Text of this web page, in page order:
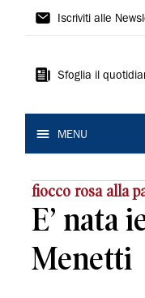
Gazzetta
Reggio
Iscriviti alle
Sfoglia il
MENU
fiocco rosa alla
E’ nata
Menetti